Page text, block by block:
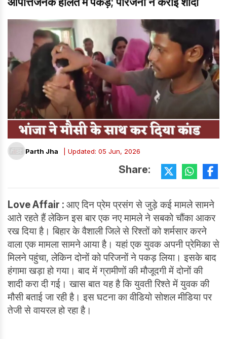
Parth Jha | Updated: 05 Jun, 2026
Share:
Love Affair : आए दिन प्रेम प्रसंग से जुड़े कई मामले सामने
आते रहते हैं लेकिन इस बार एक नए मामले ने सबको चौंका आकर
रख दिया है। बिहार के वैशाली जिले से रिश्तों को शर्मसार करने
वाला एक मामला सामने आया है। यहां एक युवक अपनी प्रेमिका से
मिलने पहुंचा, लेकिन दोनों को परिजनों ने पकड़ लिया। इसके बाद
हंगामा खड़ा हो गया। बाद में ग्रामीणों की मौजूदगी में दोनों की
शादी करा दी गई। खास बात यह है कि युवती रिश्ते में युवक की
मौसी बताई जा रही है। इस घटना का वीडियो सोशल मीडिया पर
तेजी से वायरल हो रहा है।